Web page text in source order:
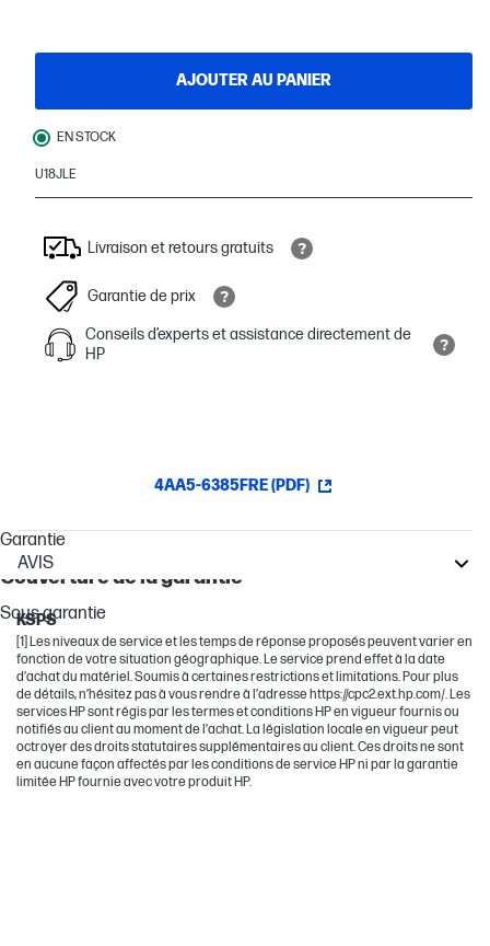
AJOUTER AU PANIER
EN STOCK
U18JLE
Livraison et retours gratuits
Garantie de prix
Conseils d’experts et assistance directement de
HP
4AA5-6385FRE (PDF)
Garantie
Couverture de la garantie
Sous garantie
AVIS
KSPS
[1] Les niveaux de service et les temps de réponse proposés peuvent varier en
fonction de votre situation géographique. Le service prend effet à la date
d’achat du matériel. Soumis à certaines restrictions et limitations. Pour plus
de détails, n’hésitez pas à vous rendre à l’adresse https://cpc2.ext.hp.com/. Les
services HP sont régis par les termes et conditions HP en vigueur fournis ou
notifiés au client au moment de l’achat. La législation locale en vigueur peut
octroyer des droits statutaires supplémentaires au client. Ces droits ne sont
en aucune façon affectés par les conditions de service HP ni par la garantie
limitée HP fournie avec votre produit HP.